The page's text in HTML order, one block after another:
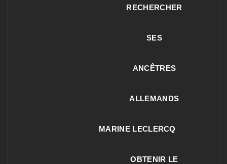
RECHERCHER
SES
ANCÊTRES
ALLEMANDS
MARINE LECLERCQ
OBTENIR LE